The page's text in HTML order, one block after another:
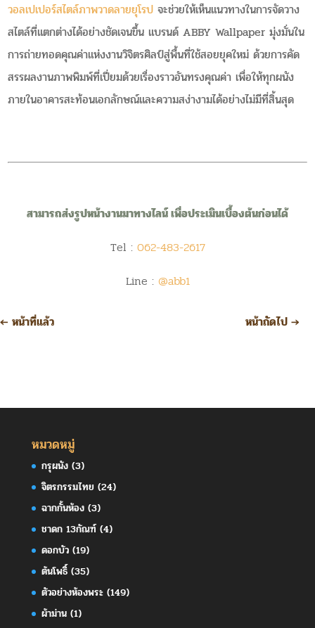
วอลเปเปอร์สไตล์ภาพวาดลายยุโรป จะช่วยให้เห็นแนวทางในการจัดวาง
สไตล์ที่แตกต่างได้อย่างชัดเจนขึ้น แบรนด์ ABBY Wallpaper มุ่งมั่นใน
การถ่ายทอดคุณค่าแห่งงานวิจิตรศิลป์สู่พื้นที่ใช้สอยยุคใหม่ ด้วยการคัด
สรรผลงานภาพพิมพ์ที่เปี่ยมด้วยเรื่องราวอันทรงคุณค่า เพื่อให้ทุกผนัง
ภายในอาคารสะท้อนเอกลักษณ์และความสง่างามได้อย่างไม่มีที่สิ้นสุด
สามารถส่งรูปหน้างานมาทางไลน์ เพื่อประเมินเบื้องต้นก่อนได้
Tel : 062-483-2617
Line : @abb1
← หน้าที่แล้ว หน้าถัดไป→
หมวดหมู่
กรุผนัง(3)
จิตรกรรมไทย (24)
ฉากกั้นห้อง(3)
ชาดก 13กัณฑ์(4)
ดอกบัว(19)
ต้นโพธิ์(35)
ตัวอย่างห้องพระ(149)
ผ้าม่าน(1)